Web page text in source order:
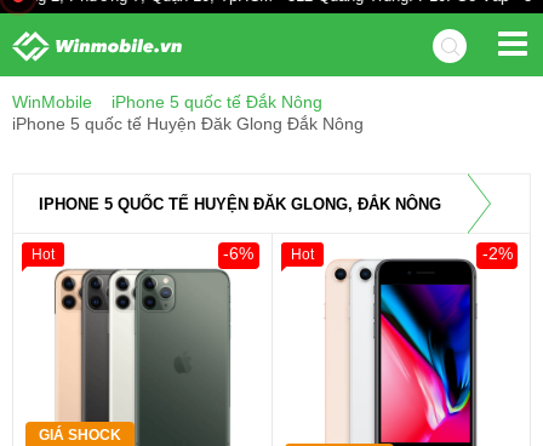
WinMobile
iPhone 5 quốc tế Đắk Nông
iPhone 5 quốc tế Huyện Đăk Glong Đắk Nông
IPHONE 5 QUỐC TẾ HUYỆN ĐĂK GLONG, ĐẮK NÔNG
GIÁ SHOCK
-6%
Hot -2%
Hot